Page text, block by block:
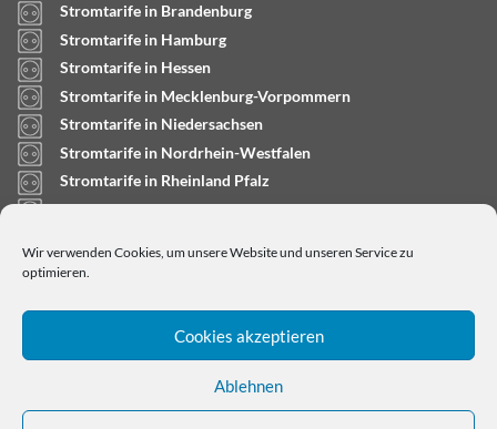
Wir verwenden Cookies, um unsere Website und unseren Service zu
optimieren.
Cookies akzeptieren
Ablehnen
Stromtarife in Brandenburg
Stromtarife in Hamburg
Stromtarife in Hessen
Stromtarife in Mecklenburg-Vorpommern
Stromtarife in Niedersachsen
Stromtarife in Nordrhein-Westfalen
Stromtarife in Rheinland Pfalz
Stromtarife in Saarland
Stromtarife in Schleswig-Holstein